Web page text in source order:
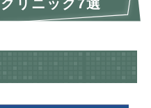
リニック7選